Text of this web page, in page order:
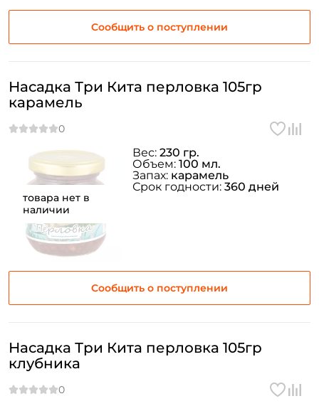
Сообщить о поступлении
товара нет в
наличии
Насадка Три Кита перловка 105гр
карамель
Сообщить о поступлении
Вес: 230 гр.
Объем: 100 мл.
Запах: карамель
Срок годности: 360 дней
Насадка Три Кита перловка 105гр
клубника